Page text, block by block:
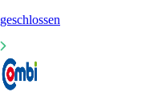
geschlossen